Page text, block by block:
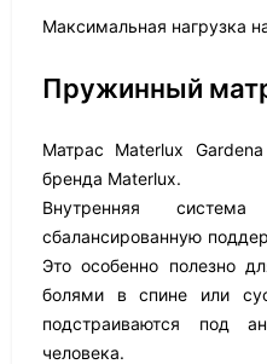
Максимальная нагрузка
Пружинный
Матрас Materlux
бренда Materlux.
Внутренняя
сбалансированную
Это особенно полезно
болями в спине или
подстраиваются под
человека.